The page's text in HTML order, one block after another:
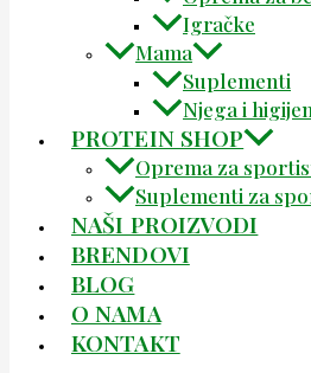
Igračke
Mama
Suplementi
Njega i
PROTEIN SHOP
Oprema za
Suplementi za
NAŠI PROIZVODI
BRENDOVI
BLOG
O NAMA
KONTAKT